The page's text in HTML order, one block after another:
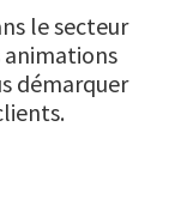
le secteur
démarquer